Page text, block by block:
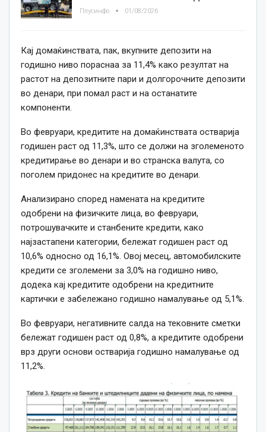
Плусинфо 01/08/2026
Кај домаќинствата, пак, вкупните депозити на
годишно ниво пораснаа за 11,4% како резултат на
растот на депозитните пари и долгорочните депозити
во денари, при помал раст и на останатите
компоненти.
Во февруари, кредитите на домаќинствата остварија
годишен раст од 11,3%, што се должи на зголеменото
кредитирање во денари и во странска валута, со
поголем придонес на кредитите во денари.
Анализирано според намената на кредитите
одобрени на физичките лица, во февруари,
потрошувачките и станбените кредити, како
најзастапени категории, бележат годишен раст од
10,6% односно од 16,1%. Овој месец, автомобилските
кредити се зголемени за 3,0% на годишно ниво,
додека кај кредитите одобрени на кредитните
картички е забележано годишно намалување од 5,1%.
Во февруари, негативните салда на тековните сметки
бележат годишен раст од 0,8%, а кредитите одобрени
врз други основи остварија годишно намалување од
11,2%.